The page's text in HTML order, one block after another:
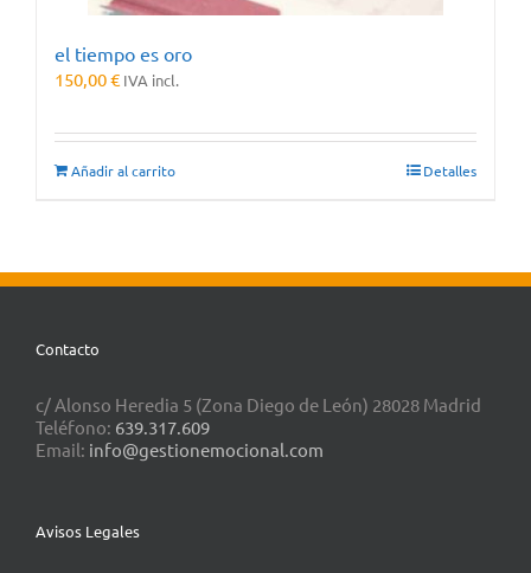
el tiempo es oro
150,00€ IVA incl.
Añadir al carrito Detalles
Contacto
c/ Alonso Heredia 5 (Zona Diego de León) 28028 Madrid
Teléfono: 639.317.609
Email: info@gestionemocional.com
Avisos Legales